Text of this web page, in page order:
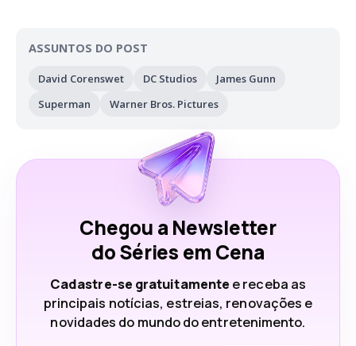
ASSUNTOS DO POST
David Corenswet DC Studios
James Gunn
Superman
Warner Bros. Pictures
Chegou a Newsletter
do Séries em Cena
Cadastre-se gratuitamente e receba as
principais notícias, estreias, renovações e
novidades do mundo do entretenimento.